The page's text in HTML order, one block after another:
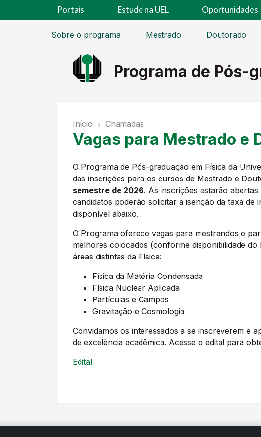
Portais Estude na UEL Oportunidades
Sobre o programa Mestrado Doutorado
Programa de Pós-
Início Chamadas
Vagas para Mestrado e
O Programa de Pós-graduação em Física da
das inscrições para os cursos de Mestrado e
semestre de 2026. As inscrições estarão
candidatos poderão solicitar a isenção da taxa
disponível abaixo.
O Programa oferece vagas para mestrandos e
melhores colocados (conforme disponibilidade
áreas distintas da Física:
Física da Matéria Condensada
Física Nuclear Aplicada
Partículas e Campos
Gravitação e Cosmologia
Convidamos os interessados a se inscreverem e
de excelência acadêmica. Acesse o edital para
Edital